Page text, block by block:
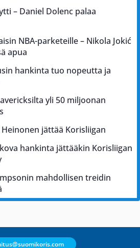
– Daniel Dolenc palaa
NBA-parketeille – Nikola Jokić
apua
hankinta tuo nopeutta ja
yli 50 miljoonan
jättää Korisliigan
hankinta jättääkin Korisliigan
mahdollisen treidin